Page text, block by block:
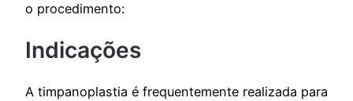
o procedimento:
Indicações
A timpanoplastia é frequentemente realizada para